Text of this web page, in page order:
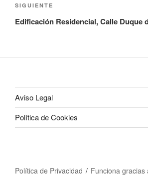
Siguiente
entrada
SIGUIENTE
Edificación Residencial, Calle Duque
Aviso Legal
Política de Cookies
Política de Privacidad Funciona gracias